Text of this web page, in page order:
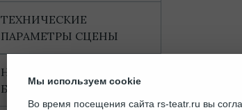
ТЕХНИЧЕСКИЕ
ПАРАМЕТРЫ СЦЕНЫ
НАГРАДЫ И
БЛАГОДАРНОСТИ
Мы используем cookie
Во время посещения сайта rs-teatr.ru вы